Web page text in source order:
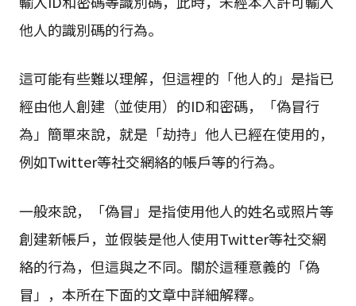
他人的識別碼的行為。
這可能有些難以理解，但這裡的「他人的」是指已
經由他人創建（並使用）的ID和密碼，「偽冒行
為」簡單來說，就是「劫持」他人已經在使用的，
例如Twitter等社交網絡的帳戶等的行為。
一般來說，「偽冒」是指使用他人的姓名或照片等
創建新帳戶，並假裝是他人使用Twitter等社交網
絡的行為，但這與之不同。關於這種意義的「偽
冒」，本所在下面的文章中詳細解釋。